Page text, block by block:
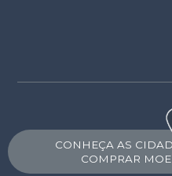
CONHEÇA AS
COMPRAR